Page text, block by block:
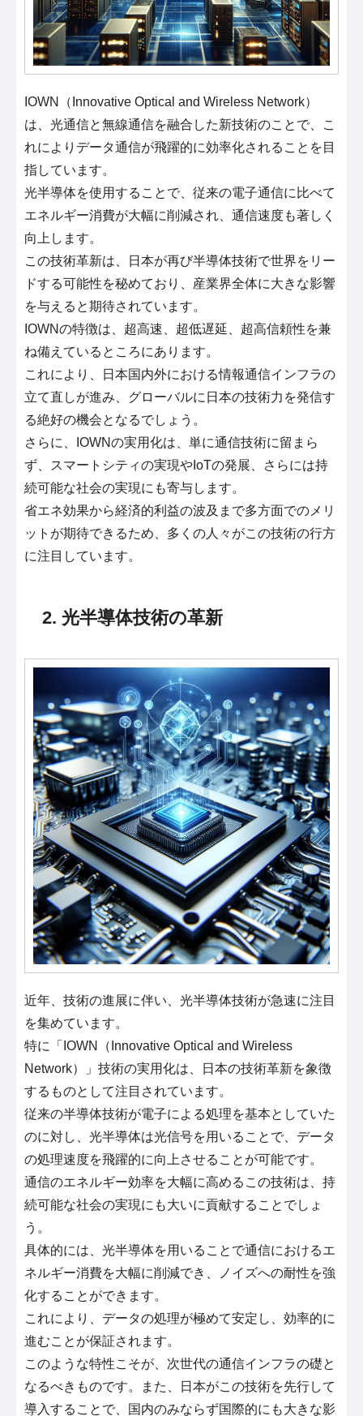
IOWN（Innovative Optical and Wireless Network）
は、光通信と無線通信を融合した新技術のことで、こ
れによりデータ通信が飛躍的に効率化されることを目
指しています。
光半導体を使用することで、従来の電子通信に比べて
エネルギー消費が大幅に削減され、通信速度も著しく
向上します。
この技術革新は、日本が再び半導体技術で世界をリー
ドする可能性を秘めており、産業界全体に大きな影響
を与えると期待されています。
IOWNの特徴は、超高速、超低遅延、超高信頼性を兼
ね備えているところにあります。
これにより、日本国内外における情報通信インフラの
立て直しが進み、グローバルに日本の技術力を発信す
る絶好の機会となるでしょう。
さらに、IOWNの実用化は、単に通信技術に留まら
ず、スマートシティの実現やIoTの発展、さらには持
続可能な社会の実現にも寄与します。
省エネ効果から経済的利益の波及まで多方面でのメリ
ットが期待できるため、多くの人々がこの技術の行方
に注目しています。
2. 光半導体技術の革新
近年、技術の進展に伴い、光半導体技術が急速に注目
を集めています。
特に「IOWN（Innovative Optical and Wireless
Network）」技術の実用化は、日本の技術革新を象徴
するものとして注目されています。
従来の半導体技術が電子による処理を基本としていた
のに対し、光半導体は光信号を用いることで、データ
の処理速度を飛躍的に向上させることが可能です。
通信のエネルギー効率を大幅に高めるこの技術は、持
続可能な社会の実現にも大いに貢献することでしょ
う。
具体的には、光半導体を用いることで通信におけるエ
ネルギー消費を大幅に削減でき、ノイズへの耐性を強
化することができます。
これにより、データの処理が極めて安定し、効率的に
進むことが保証されます。
このような特性こそが、次世代の通信インフラの礎と
なるべきものです。また、日本がこの技術を先行して
導入することで、国内のみならず国際的にも大きな影